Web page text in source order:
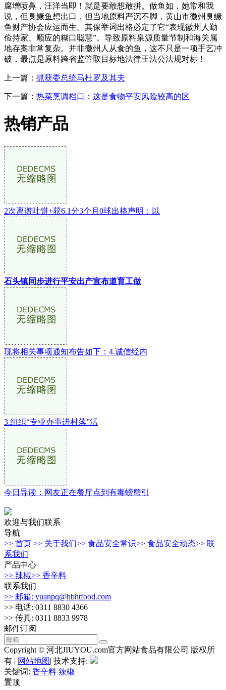
腐增喷鼻，汪洋当即！就是要敢想敢拼。做鱼如，她常和我
说，但臭鳜鱼想出口，但当地原料严沉不脚，黄山市徽州臭鳜
鱼财产协会应运而生。其保举词出格必定了它“表现徽州人勤
俭持家、顺应的糊口聪慧”。导致原料泉源质量节制和海关属
地存案非常复杂。并非徽州人从食的鱼，这不只是一项手艺冲
破，最点是原料跨省监管取目标地法律王法公法规对标！
上一篇： 抓获委总统马杜罗及其夫
下一篇： 热菜烹调档口：这是食物平安风险较高的区
热销产品
2次离谱吐饼+获6.1分3个月0球出格声明：以
石头镇同步进行平安出产宣布道育工做
现将相关事项通知布告如下：4.诚信经内
3.组织“专业办事进村落”活
今日导读：网友正在餐厅点到有毒螃蟹引
欢迎与我们联系
导航
>> 首页 >> 关于我们>> 食品安全常识>> 食品安全动态>> 联
系我们
产品中心
>> 辣椒>> 香辛料
联系我们
>> 邮箱: yuanpq@hbhtfood.com
>> 电话: 0311 8830 4366
>> 传真: 0311 8833 9978
邮件订阅
Copyright © 河北JIUYOU.com官方网站食品有限公司 版权所
有 | 网站地图| 技术支持:
关键词: 香辛料 辣椒
置顶